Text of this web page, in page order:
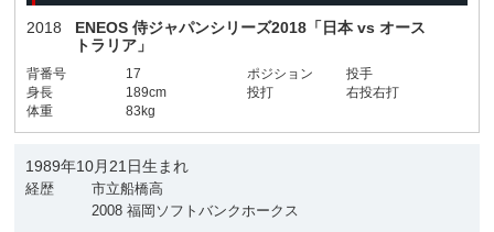
2018
ENEOS 侍ジャパンシリーズ2018「日本 vs オース
トラリア」
背番号 17 ポジション
投手
身長
189cm 投打
右投右打
体重
83kg
1989年10月21日生まれ
経歴
市立船橋高
2008 福岡ソフトバンクホークス